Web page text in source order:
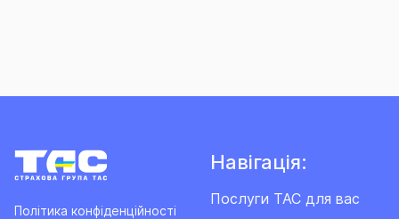
Політика конфіденційності
Навігація:
Послуги ТАС для вас